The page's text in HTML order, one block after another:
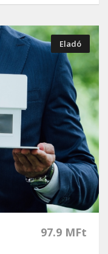
Eladó
97.9 MFt